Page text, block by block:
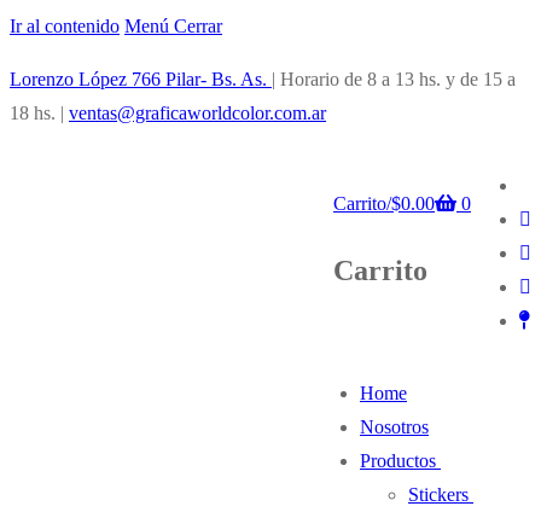
Ir al contenido Menú Cerrar
Lorenzo López 766 Pilar- Bs. As. | Horario de 8 a 13 hs. y de 15 a
18 hs. | ventas@graficaworldcolor.com.ar
Carrito/$0.00 0
Carrito
Home
Nosotros
Productos
Stickers